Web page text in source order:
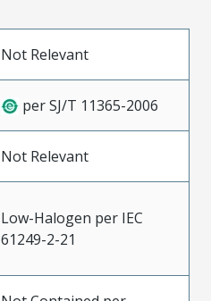
Not Relevant
per SJ/T 11365-2006
Not Relevant
Low-Halogen per IEC
61249-2-21